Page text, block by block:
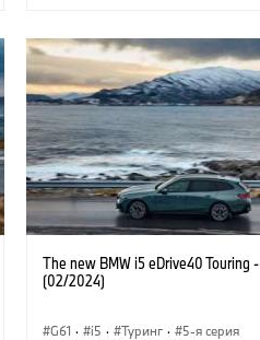
The new BMW i5 eDrive40 Touring
(02/2024)
G61 · i5 · Туринг · 5-я серия